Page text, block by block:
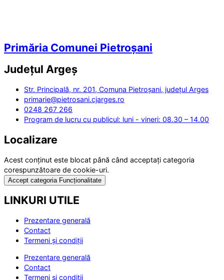
Primăria Comunei Pietroșani
Județul Argeș
Str. Principală, nr. 201, Comuna Pietroșani, județul Arges
primarie@pietrosani.cjarges.ro
0248 267 266
Program de lucru cu publicul: luni - vineri: 08.30 – 14.00
Localizare
Acest conținut este blocat până când acceptați categoria
corespunzătoare de cookie-uri.
Accept categoria Funcționalitate
LINKURI UTILE
Prezentare generală
Contact
Termeni și condiții
Prezentare generală
Contact
Termeni și condiții